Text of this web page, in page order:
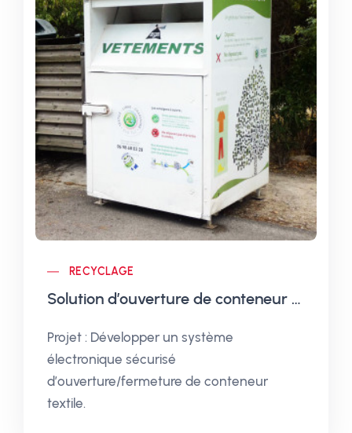
RECYCLAGE
Solution d’ouverture de conteneur connecté
Projet : Développer un système
électronique sécurisé
d’ouverture/fermeture de conteneur
textile.